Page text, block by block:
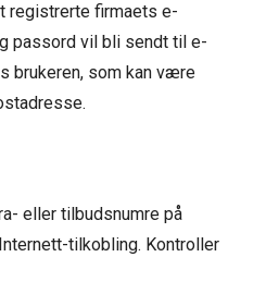
registrerte firmaets e-
passord vil bli sendt til e-
brukeren, som kan være
eller tilbudsnumre på
tilkobling. Kontroller